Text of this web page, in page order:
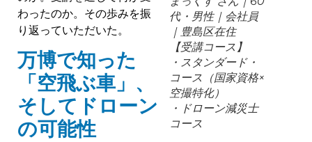
代・男性｜会社員
｜豊島区在住
【受講コース】
・スタンダード・
コース（国家資格×
空撮特化）
・ドローン減災士
コース
わったのか。その歩みを振
り返っていただいた。
万博で知った
「空飛ぶ車」、
そしてドローン
の可能性